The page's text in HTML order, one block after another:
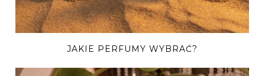
JAKIE PERFUMY WYBRAĆ?